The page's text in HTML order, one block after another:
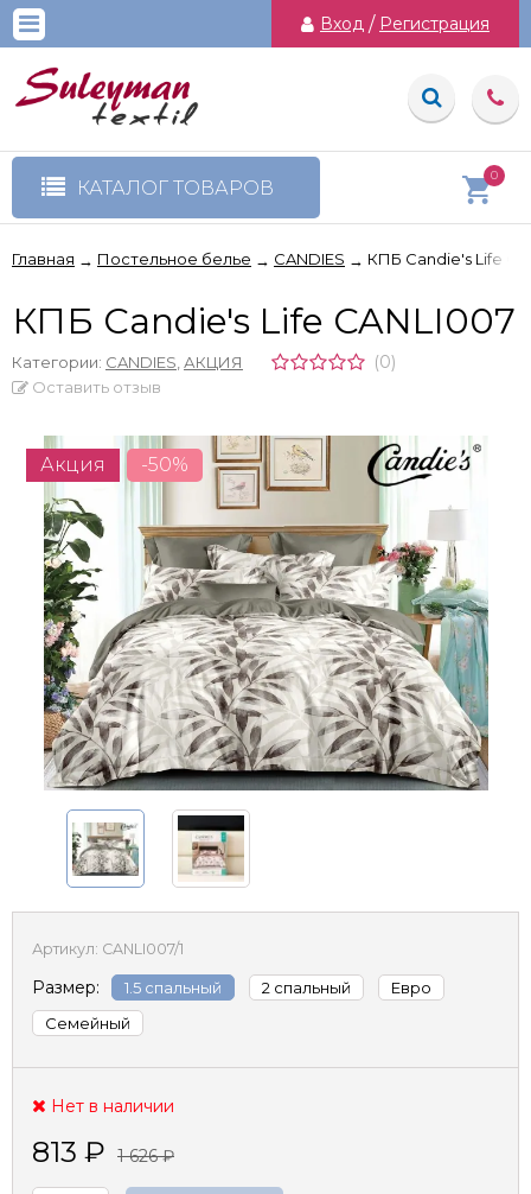
Вход / Регистрация
КАТАЛОГ ТОВАРОВ
0
Главная → Постельное белье → CANDIES → КПБ Candie's Life
КПБ Candie's Life CANLI007
Категории: CANDIES АКЦИЯ (0)
Оставить отзыв
Акция -50%
Артикул: CANLI007/1
Размер: 1.5 спальный 2 спальный
Евро
Семейный
Нет в наличии
813 ₽ 1 626₽